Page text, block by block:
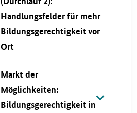
Handlungsfelder für mehr
Bildungsgerechtigkeit vor
Ort
Markt der
Möglichkeiten:
Bildungsgerechtigkeit in